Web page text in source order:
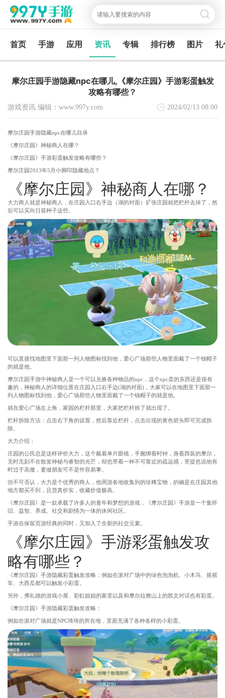
首页 手游 应用 资讯 专辑 排行榜 图片 礼
摩尔庄园手游隐藏npc在哪儿,《摩尔庄园》手游彩蛋触发
攻略有哪些？
游戏资讯 编辑：www.997y.com 2024/02/13 08:00
摩尔庄园手游隐藏npc在哪儿目录
《摩尔庄园》神秘商人在哪？
《摩尔庄园》手游彩蛋触发攻略有哪些？
摩尔庄园2013年5月小脚印隐藏地点？
《摩尔庄园》神秘商人在哪？
大力商人就是神秘商人，在庄园入口右手边（湖的对面）扩张庄园就把栏杆去掉了，然
后可以买向日葵种子这些。
可以直接找地图里下面那一列人物图标找到他，爱心广场那些人物里面戴了一个钱帽子
的就是他。
摩尔庄园手游中神秘商人是一个可以兑换各种物品的npc，这个npc卖的东西还是很有
趣的，神秘商人的详细位置在庄园入口右手边(湖的对面)，大家可以在地图里下面那一
列人物图标找到他，爱心广场那些人物里面戴了一个钱帽子的就是他。
就在爱心广场左上角，家园的栏杆那里，大家把栏杆拆了就出现了。
栏杆拆除方法：点击右下角的设置，然后靠近栏杆，点击出现的黄色箭头即可完成拆
除。
大力介绍：
庄园的公民总是这样评价大力，这个戴着单片眼镜，手腕绑着时钟，身着西装的摩尔，
无时无刻不在散发神秘与睿智的光芒，却也带着一种不可靠近的疏远感，菩提也说他有
时过于高傲，要做朋友可不是件容易事。
但不可否认，大力是个优秀的商人，他周游各地收集到的珍稀宝物，的确是在庄园其他
地方都买不到，且货真价实，收藏价值极高。
《摩尔庄园》是一款承载了许多人的童年和梦想的游戏，《摩尔庄园》手游是一个集怀
旧、益智、养成、社交和剧情为一体的休闲社区。
手游在保留页游经典的同时，又加入了全新的社交元素。
《摩尔庄园》手游彩蛋触发攻
略有哪些？
《摩尔庄园》手游隐藏彩蛋触发攻略：例如在派对广场中的绿色泡泡机、小木马、摇摇
车、大西瓜都可以触发小彩蛋。
另外，弗礼德的游戏小屋、彩虹姐姐的家里以及和摩尔拉雅山上的凯文对话也有彩蛋。
《摩尔庄园》手游隐藏彩蛋触发攻略：
例如在派对广场就是NPC琦琦的所在地，里面充满了各种各样的小彩蛋。